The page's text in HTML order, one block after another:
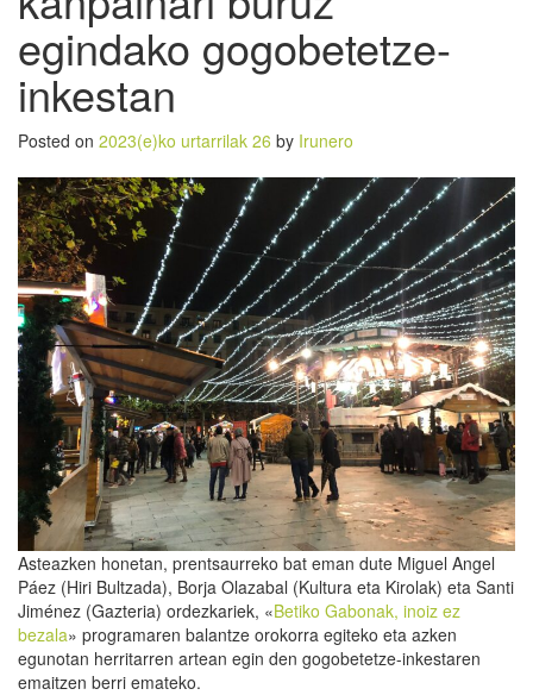
egindako gogobetetze-
inkestan
Posted on 2023(e)ko urtarrilak 26 by Irunero
Asteazken honetan, prentsaurreko bat eman dute Miguel Angel
Páez (Hiri Bultzada), Borja Olazabal (Kultura eta Kirolak) eta Santi
Jiménez (Gazteria) ordezkariek, «Betiko Gabonak, inoiz ez
bezala» programaren balantze orokorra egiteko eta azken
egunotan herritarren artean egin den gogobetetze-inkestaren
emaitzen berri emateko.